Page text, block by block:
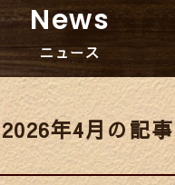
News
ニュース
2026年4月の記事